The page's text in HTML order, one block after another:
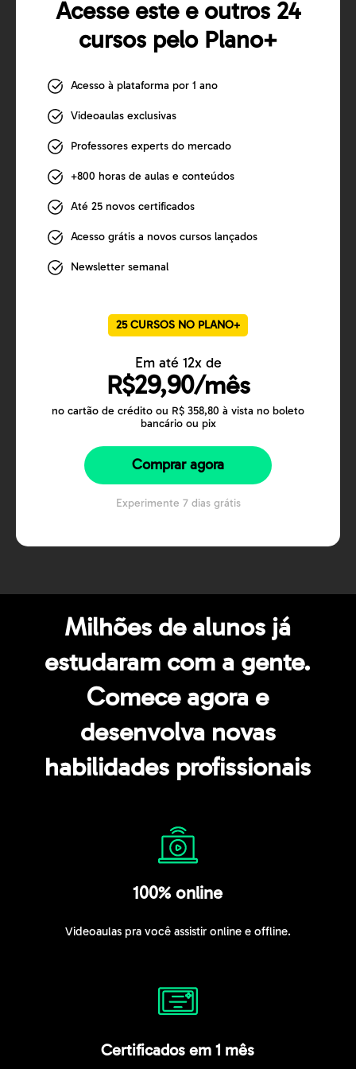
Acesse este e outros 24
cursos pelo Plano+
Acesso à plataforma por 1 ano
Videoaulas exclusivas
Professores experts do mercado
+800 horas de aulas e conteúdos
Até 25 novos certificados
Acesso grátis a novos cursos lançados
Newsletter semanal
25 CURSOS NO PLANO+
Em até 12x de
R$29,90/mês
no cartão de crédito ou R$ 358,80 à vista no boleto
bancário ou pix
Comprar agora
Experimente 7 dias grátis
Milhões de alunos já
estudaram com a gente.
Comece agora e
desenvolva novas
habilidades profissionais
100% online
Videoaulas pra você assistir online e offline.
Certificados em 1 mês